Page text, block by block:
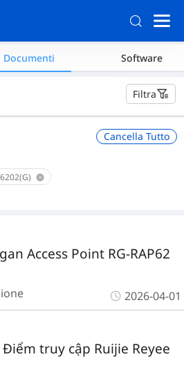
Documenti Software
Filtra
Cancella Tutto
Access Point RG-RAP62
2026-04-01
truy cập Ruijie Reyee